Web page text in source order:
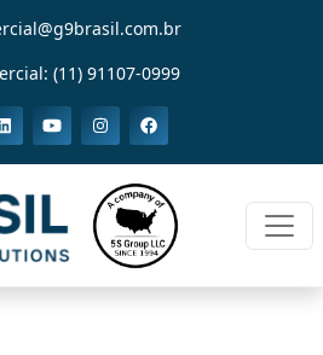
(11) 91107-0999